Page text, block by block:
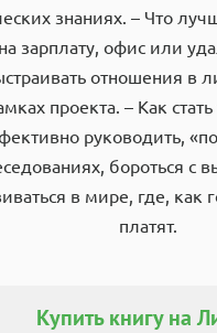
знаниях. – Что
зарплату, офис или
отношения в
проекта. – Как
руководить,
бороться с
в мире, где, как
платят.
Купить книгу на